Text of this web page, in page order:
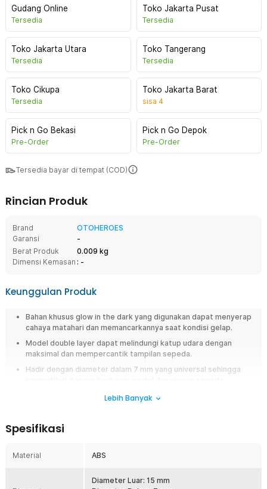
Gudang Online
Tersedia
Toko Jakarta Pusat
Tersedia
Toko Jakarta Utara
Tersedia
Toko Tangerang
Tersedia
Toko Cikupa
Tersedia
Toko Jakarta Barat
sisa 4
Pick n Go Bekasi
Pre-Order
Pick n Go Depok
Pre-Order
Tersedia bayar di tempat (COD)
Rincian Produk
Brand
OTOHEROES
Garansi
-
Berat Produk
0.009 kg
Dimensi Kemasan : -
Keunggulan Produk
Bahan khusus glow in the dark yang digunakan dapat menyerap
cahaya matahari dan memancarkannya saat kondisi gelap.
Model double layer dapat melindungi katup udara dengan
maksimal dan mempercantik tampilan sepeda.
Hadir dengan diameter dalam 7 mm yang universal sehingga
Tersedia dalam 5 pilihan warna menarik bisa dipilih sesuai selera
Overview
tutup pentil ban kendaraan Anda dengan tutup pentil ban dari
memancarkan cahaya yang mengesankan. Selain menunjang tampilan
Lebih Banyak
Spesifikasi
Material ABS
Diameter Luar: 15 mm